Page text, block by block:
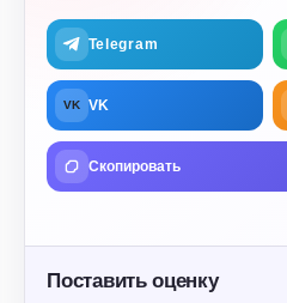
Telegram
VK VK
Скопировать
Поставить оценку